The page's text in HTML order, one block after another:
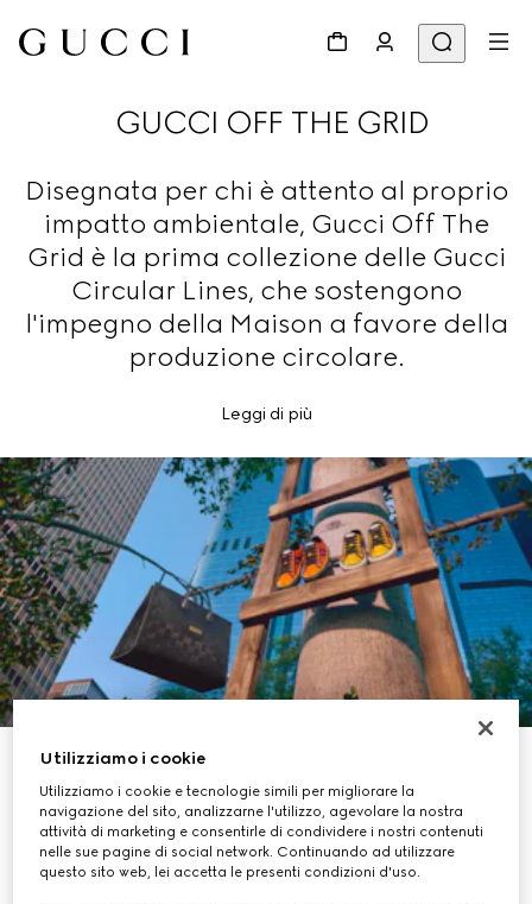
GUCCI OFF THE GRID
Disegnata per chi è attento al proprio
impatto ambientale, Gucci Off The
Grid è la prima collezione delle Gucci
Circular Lines, che sostengono
l'impegno della Maison a favore della
produzione circolare.
Leggi di più
ACQUISTA LA COLLEZIONE
Utilizziamo i cookie
Utilizziamo i cookie e tecnologie simili per migliorare la
navigazione del sito, analizzarne l'utilizzo, agevolare la nostra
attività di marketing e consentirle di condividere i nostri contenuti
nelle sue pagine di social network. Continuando ad utilizzare
questo sito web, lei accetta le presenti condizioni d'uso.